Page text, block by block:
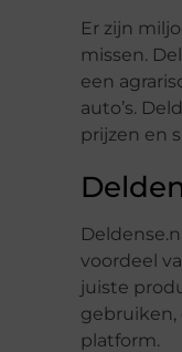
Er zijn
missen.
een
auto’s.
prijzen en
voordeel
juiste
gebruiken,
platform.